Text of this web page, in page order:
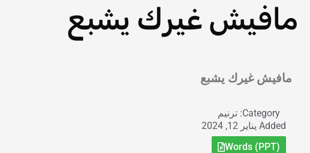
مافيش غيرك يشبع
مافيش غيرك يشبع
Category: ترنيم
Added يناير 12, 2024
Words (PPT)